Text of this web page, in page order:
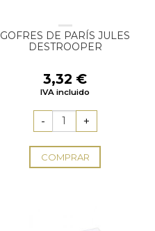
GOFRES DE PARÍS JULES
DESTROOPER
3,32 €
IVA incluido
COMPRAR